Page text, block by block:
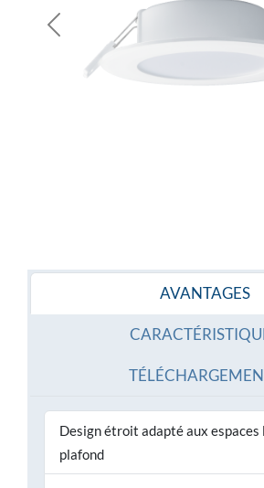
AVANTAGES
Design étroit adapté aux espaces
plafond
Previous